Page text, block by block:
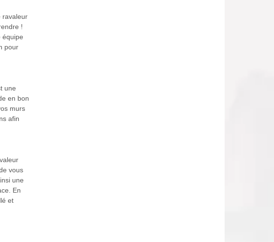
ravaleur
!
équipe
pour
une
en bon
murs
afin
vous
une
En
et